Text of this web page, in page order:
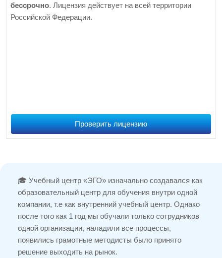
бессрочно. Лицензия действует на всей территории
Российской Федерации.
Проверить лицензию
🎓 Учебный центр «ЭГО» изначально создавался как
образовательный центр для обучения внутри одной
компании, т.е как внутренний учебный центр. Однако
после того как 1 год мы обучали только сотрудников
одной организации, наладили все процессы,
появились грамотные методисты было принято
решение выходить на рынок.